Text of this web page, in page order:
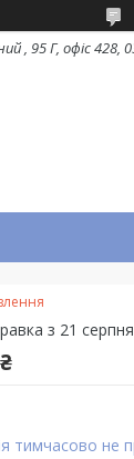
, 95 Г, офіс 428,
з 21
тимчасово не